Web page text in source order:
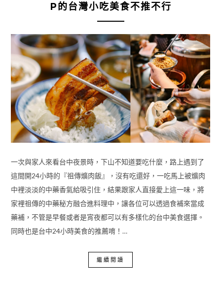
P的台灣小吃美食不推不行
一次與家人來看台中夜景時，下山不知道要吃什麼，路上遇到了
這間開24小時的『祖傳爌肉飯』，沒有吃還好，一吃馬上被爌肉
中裡淡淡的中藥香氣給吸引住，結果跟家人直接愛上這一味，將
家裡祖傳的中藥秘方融合進料理中，讓各位可以透過食補來當成
藥補，不管是早餐或者是宵夜都可以有多樣化的台中美食選擇。
同時也是台中24小時美食的推薦唷！…
繼續閱讀